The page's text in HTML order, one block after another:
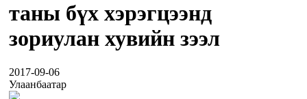
таны бүх хэрэгцээнд
зориулан хувийн зээл
2017-09-06
Улаанбаатар